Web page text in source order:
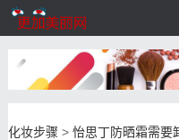
化妆步骤 > 怡思丁防晒霜需要